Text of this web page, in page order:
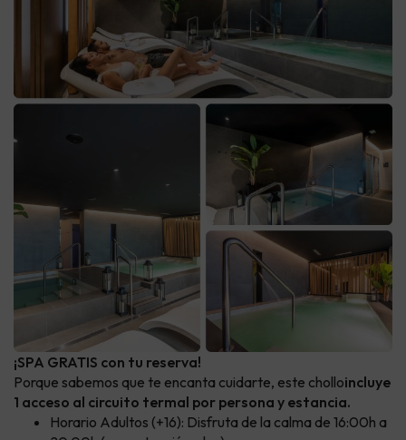
¡SPA GRATIS con tu reserva!
Porque sabemos que te encanta cuidarte, este cholloincluye
1 acceso al circuito termal por persona y estancia.
Horario Adultos (+16): Disfruta de la calma de 16:00h a